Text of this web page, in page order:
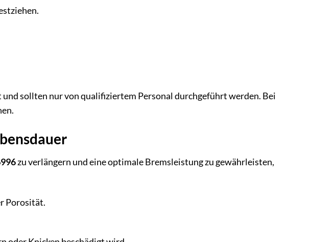
sollten nur von qualifiziertem Personal durchgeführt werden. Bei
zu verlängern und eine optimale Bremsleistung zu gewährleisten,
Porosität.